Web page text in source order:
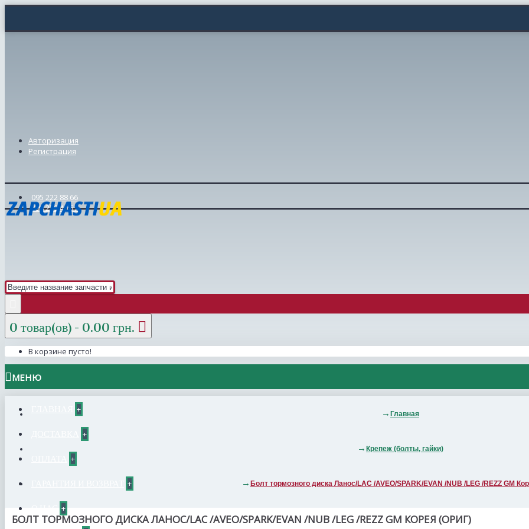
Авторизация
Регистрация
095 222 88 66
098 239 46 57
0 товар(ов) - 0.00 грн.
В корзине пусто!
МЕНЮ
+
+
+
+
+
Главная
Крепеж (болты, гайки)
Болт тормозного диска Ланос/LAC /AVEO/SPARK/EVAN /NUB /LEG /REZZ GM
БОЛТ ТОРМОЗНОГО ДИСКА ЛАНОС/LAC /AVEO/SPARK/EVAN /NUB /LEG /REZZ GM КОРЕЯ (ОРИГ)